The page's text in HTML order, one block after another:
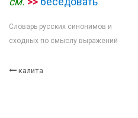
Словарь русских синонимов и
сходных по смыслу выражений
калита